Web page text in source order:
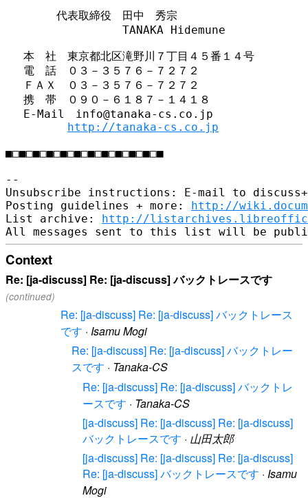
代表取締役　田中　秀宗
TANAKA Hidemune
本　社　東京都北区滝野川７丁目４５番１４号
電　話　０３－３５７６－７２７２
ＦＡＸ　０３－３５７６－７２７２
携　帯　０９０－６１８７－１４１８
E-Mail　info@tanaka-cs.co.jp
http://tanaka-cs.co.jp
■□■□■□■□■□■□■□■□■□■□■□■
--
Unsubscribe instructions: E-mail to
Posting guidelines + more: http://
List archive: http://
Context
Re: [ja-discuss] Re: [ja-discuss] バックトレースです
(continued)
Re: [ja-discuss] Re: [ja-discuss] バックトレース
です · Isamu Mogi
Re: [ja-discuss] Re: [ja-discuss] バックトレー
スです · Tanaka-CS
Re: [ja-discuss] Re: [ja-discuss] バックトレ
ースです · Tanaka-CS
[ja-discuss] Re: [ja-discuss] Re: [ja-discuss]
バックトレースです · 山田太郎
[ja-discuss] Re: [ja-discuss] Re: [ja-discuss]
Re: [ja-discuss] バックトレースです · Isamu
Mogi